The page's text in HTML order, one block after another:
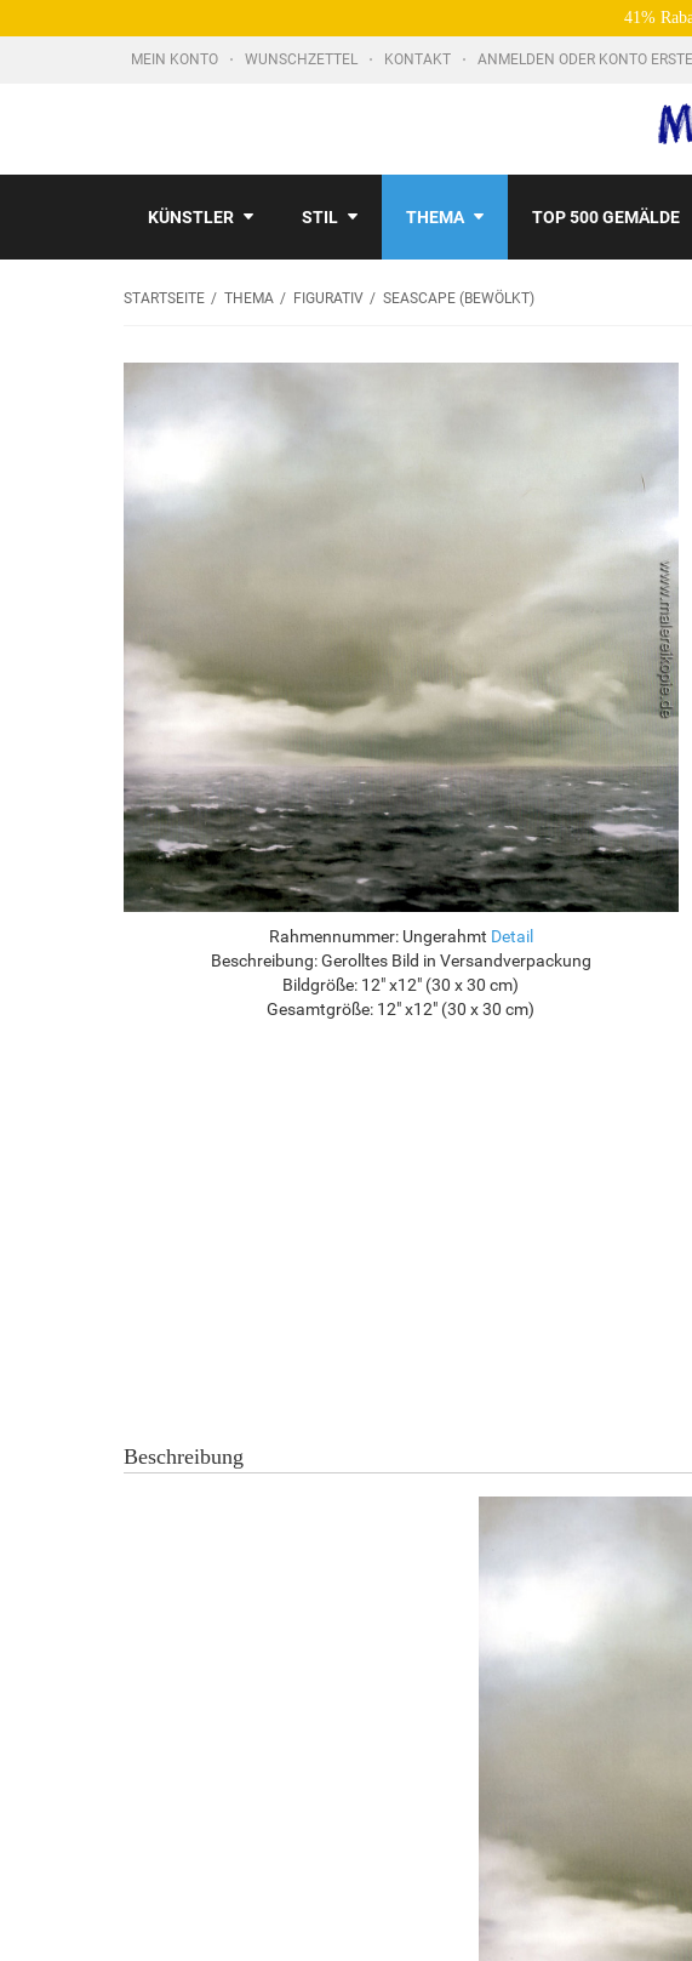
41%
MEIN KONTO WUNSCHZETTEL KONTAKT ANMELDEN ODER KONTO
KÜNSTLER STIL THEMA TOP 500 GEMÄLDE
STARTSEITE THEMA FIGURATIV SEASCAPE (BEWÖLKT)
Rahmennummer: Ungerahmt Detail
Beschreibung: Gerolltes Bild in Versandverpackung
Bildgröße: 12" x12" (30 x 30 cm)
Gesamtgröße: 12" x12" (30 x 30 cm)
Beschreibung